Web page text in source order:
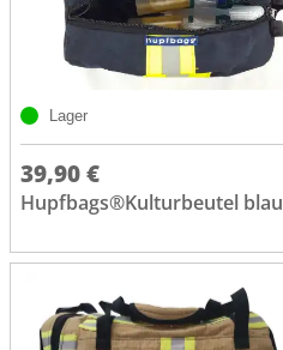
Lager
39,90 €
Hupfbags®Kulturbeutel blau